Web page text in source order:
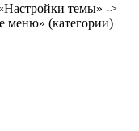
темы» ->
меню» (категории)